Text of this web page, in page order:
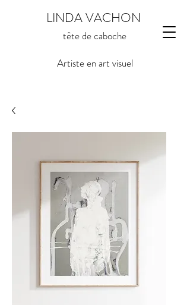
LINDA VACHON
tête de caboche
Artiste en art visuel